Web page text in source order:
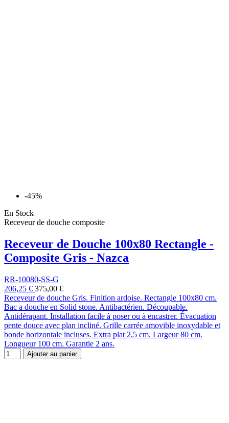
-45%
En Stock
Receveur de douche composite
Receveur de Douche 100x80 Rectangle -
Composite Gris - Nazca
RR-10080-SS-G
206,25 € 375,00 €
Receveur de douche Gris. Finition ardoise. Rectangle 100x80 cm.
Bac a douche en Solid stone. Antibactérien. Découpable.
Antidérapant. Installation facile à poser ou à encastrer. Évacuation
pente douce avec plan incliné. Grille carrée amovible inoxydable et
bonde horizontale incluses. Extra plat 2,5 cm. Largeur 80 cm.
Longueur 100 cm. Garantie 2 ans.
Ajouter au panier